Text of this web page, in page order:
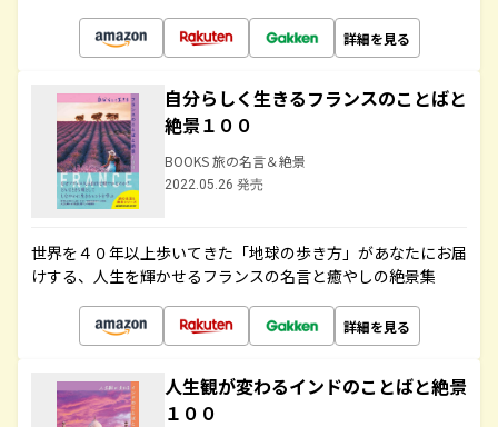
詳細を見る
自分らしく生きるフランスのことばと
絶景１００
BOOKS 旅の名言＆絶景
2022.05.26 発売
世界を４０年以上歩いてきた「地球の歩き方」があなたにお届
けする、人生を輝かせるフランスの名言と癒やしの絶景集
詳細を見る
人生観が変わるインドのことばと絶景
１００